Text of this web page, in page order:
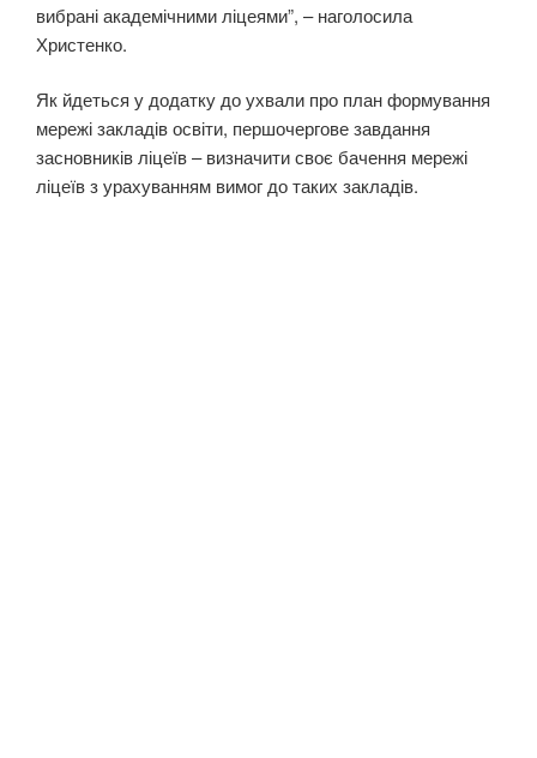
вибрані академічними ліцеями”, – наголосила
Христенко.
Як йдеться у додатку до ухвали про план формування
мережі закладів освіти, першочергове завдання
засновників ліцеїв – визначити своє бачення мережі
ліцеїв з урахуванням вимог до таких закладів.